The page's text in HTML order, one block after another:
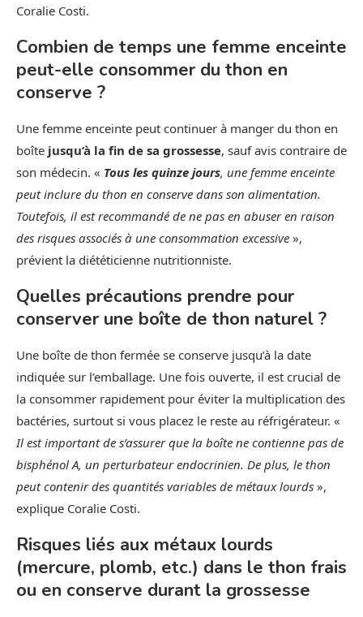
Coralie Costi.
Combien de temps une femme enceinte
peut-elle consommer du thon en
conserve ?
Une femme enceinte peut continuer à manger du thon en
boîte jusqu’à la fin de sa grossesse, sauf avis contraire de
son médecin. « Tous les quinze jours, une femme enceinte
peut inclure du thon en conserve dans son alimentation.
Toutefois, il est recommandé de ne pas en abuser en raison
des risques associés à une consommation excessive »,
prévient la diététicienne nutritionniste.
Quelles précautions prendre pour
conserver une boîte de thon naturel ?
Une boîte de thon fermée se conserve jusqu’à la date
indiquée sur l’emballage. Une fois ouverte, il est crucial de
la consommer rapidement pour éviter la multiplication des
bactéries, surtout si vous placez le reste au réfrigérateur. «
Il est important de s’assurer que la boîte ne contienne pas de
bisphénol A, un perturbateur endocrinien. De plus, le thon
peut contenir des quantités variables de métaux lourds »,
explique Coralie Costi.
Risques liés aux métaux lourds
(mercure, plomb, etc.) dans le thon frais
ou en conserve durant la grossesse